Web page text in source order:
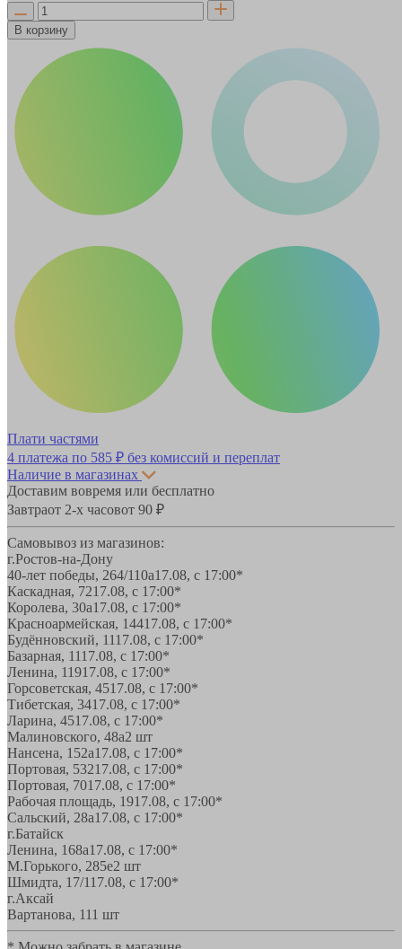
В корзину
Плати частями
4 платежа по 585 ₽ без комиссий и переплат
Наличие в магазинах
Доставим вовремя или бесплатно
Завтраот 2-х часовот 90 ₽
Самовывоз из магазинов:
г.Ростов-на-Дону
40-лет победы, 264/110а17.08, с 17:00*
Каскадная, 7217.08, с 17:00*
Королева, 30а17.08, с 17:00*
Красноармейская, 14417.08, с 17:00*
Будённовский, 1117.08, с 17:00*
Базарная, 1117.08, с 17:00*
Ленина, 11917.08, с 17:00*
Горсоветская, 4517.08, с 17:00*
Тибетская, 3417.08, с 17:00*
Ларина, 4517.08, с 17:00*
Малиновского, 48а2 шт
Нансена, 152а17.08, с 17:00*
Портовая, 53217.08, с 17:00*
Портовая, 7017.08, с 17:00*
Рабочая площадь, 1917.08, с 17:00*
Сальский, 28a17.08, с 17:00*
г.Батайск
Ленина, 168а17.08, с 17:00*
М.Горького, 285е2 шт
Шмидта, 17/117.08, с 17:00*
г.Аксай
Вартанова, 111 шт